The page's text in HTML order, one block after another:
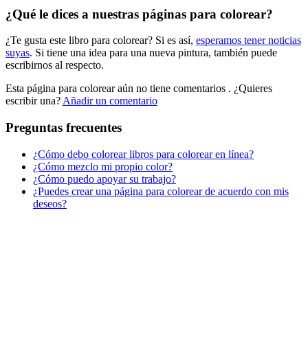
Libros para colorear para niños
Nezaradené
Sin categorizar
¿Qué le dices a nuestras páginas para colorear?
¿Te gusta este libro para colorear? Si es así, esperamos tener noticias
suyas. Si tiene una idea para una nueva pintura, también puede
escribirnos al respecto.
Esta página para colorear aún no tiene comentarios . ¿Quieres
escribir una? Añadir un comentario
Preguntas frecuentes
¿Cómo debo colorear libros para colorear en línea?
¿Cómo mezclo mi propio color?
¿Cómo puedo apoyar su trabajo?
¿Puedes crear una página para colorear de acuerdo con mis
deseos?